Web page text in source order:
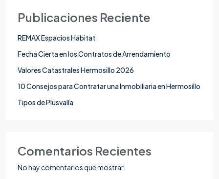
Publicaciones Reciente
REMAX Espacios Hábitat
Fecha Cierta en los Contratos de Arrendamiento
Valores Catastrales Hermosillo 2026
10 Consejos para Contratar una Inmobiliaria en Hermosillo
Tipos de Plusvalía
Comentarios Recientes
No hay comentarios que mostrar.